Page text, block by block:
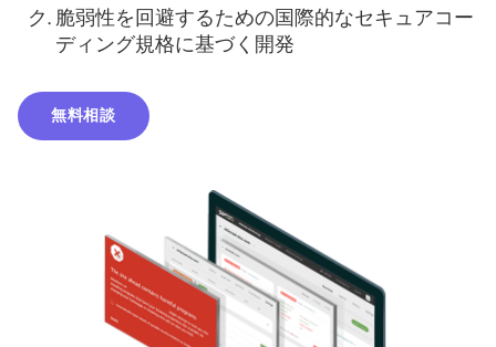
脆弱性を回避するための国際的なセキュアコー
ディング規格に基づく開発
無料相談